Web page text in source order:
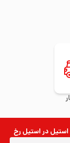
در استیل رخ